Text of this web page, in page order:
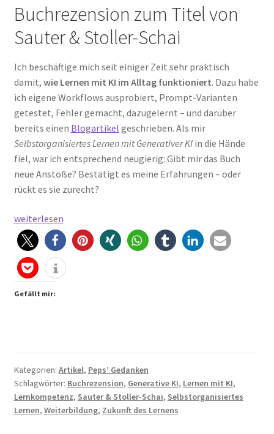
Buchrezension zum Titel von
Sauter & Stoller-Schai
Ich beschäftige mich seit einiger Zeit sehr praktisch
damit, wie Lernen mit KI im Alltag funktioniert. Dazu habe
ich eigene Workflows ausprobiert, Prompt-Varianten
getestet, Fehler gemacht, dazugelernt – und darüber
bereits einen Blogartikel geschrieben. Als mir
Selbstorganisiertes Lernen mit Generativer KIin die Hände
fiel, war ich entsprechend neugierig: Gibt mir das Buch
neue Anstöße? Bestätigt es meine Erfahrungen – oder
rückt es sie zurecht?
Selbstorganisiertes
Lernen
mit
Generativer
KI
–
weiterlesen
Gefällt mir:
Kategorien: Artikel, Peps’ Gedanken
Schlagwörter: Buchrezension, Generative KI, Lernen mit KI,
Lernkompetenz, Sauter & Stoller-Schai, Selbstorganisiertes
Lernen, Weiterbildung, Zukunft des Lernens